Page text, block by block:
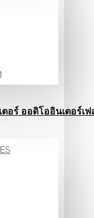
อร์ ออดิโออินเตอร์เฟ